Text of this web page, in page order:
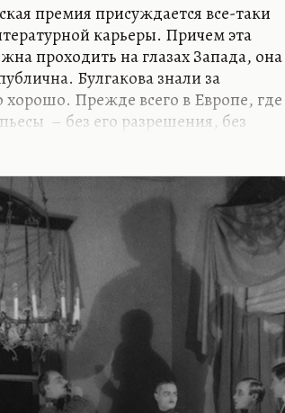
премия присуждается все-таки
карьеры. Причем эта
проходить на глазах Запада, она
Булгакова знали за
хорошо. Прежде всего в Европе, где
– без его разрешения, без
кругах. Его хорошо знала русская
Булгакова любили,
понимающие толк в театре артисты
знали именно с театральной
настолько популярную, что к